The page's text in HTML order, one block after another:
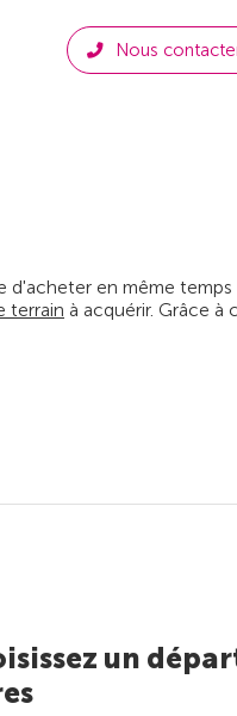
Nous
en même
terrain à acquérir. Grâce
un